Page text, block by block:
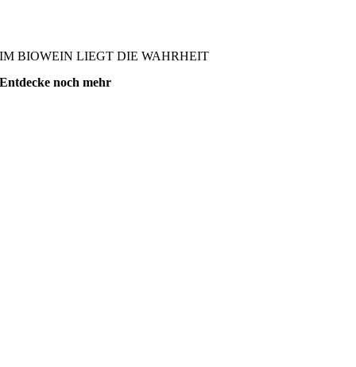
IM BIOWEIN LIEGT DIE WAHRHEIT
Entdecke noch mehr